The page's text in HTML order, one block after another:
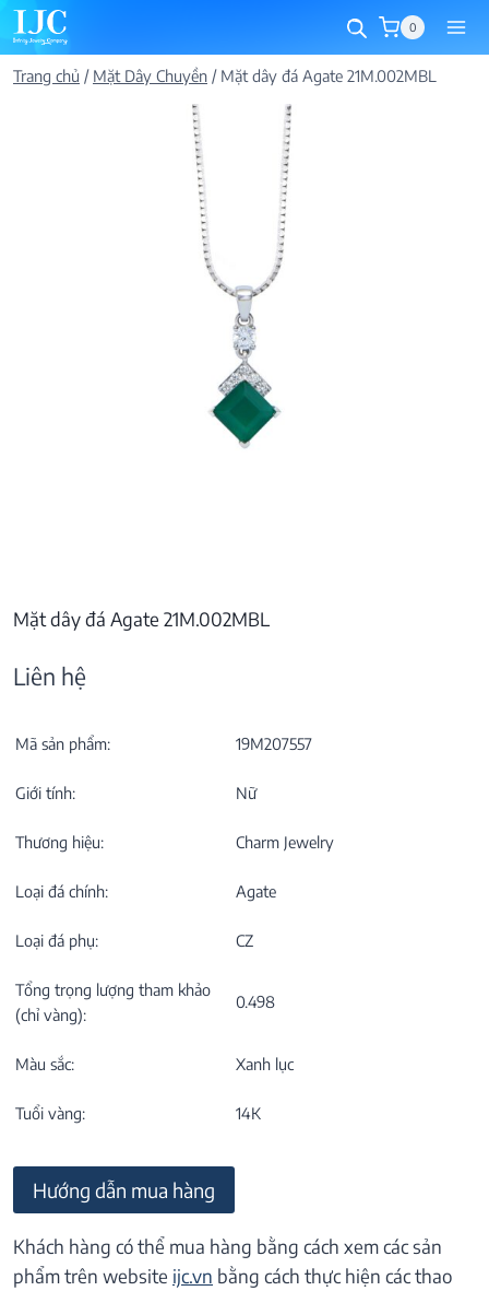
Skip
to
content
0
Trang chủ / Mặt Dây Chuyền / Mặt dây đá Agate 21M.002MBL
Mặt dây đá Agate 21M.002MBL
Liên hệ
Mã sản phẩm: 19M207557
Giới tính: Nữ
Thương hiệu: Charm Jewelry
Loại đá chính: Agate
Loại đá phụ: CZ
Tổng trọng lượng tham khảo
(chỉ vàng):
0.498
Màu sắc: Xanh lục
Tuổi vàng: 14K
Hướng dẫn mua hàng
Khách hàng có thể mua hàng bằng cách xem các sản
phẩm trên website ijc.vn bằng cách thực hiện các thao